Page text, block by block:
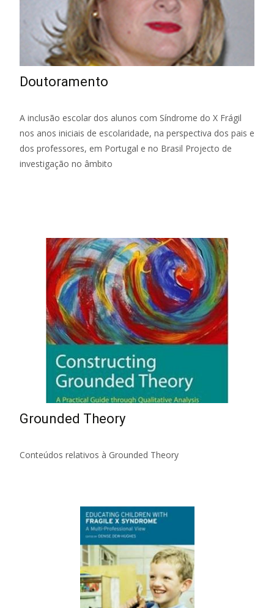
Doutoramento
A inclusão escolar dos alunos com Síndrome do X Frágil
nos anos iniciais de escolaridade, na perspectiva dos pais e
dos professores, em Portugal e no Brasil Projecto de
investigação no âmbito
Grounded Theory
Conteúdos relativos à Grounded Theory